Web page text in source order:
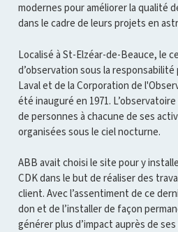
modernes pour améliorer la qualité
dans le cadre de leurs projets en
Localisé à St-Elzéar-de-Beauce, le
d’observation sous la
Laval et de la Corporation de
été inauguré en 1971.
de personnes à chacune de ses
organisées sous le ciel nocturne.
ABB avait choisi le site pour y
CDK dans le but de réaliser des
client. Avec l’assentiment de ce
don et de l’installer de façon
générer plus d’impact auprès de